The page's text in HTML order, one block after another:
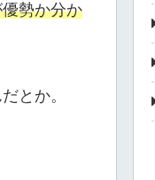
勢か分か
とか。